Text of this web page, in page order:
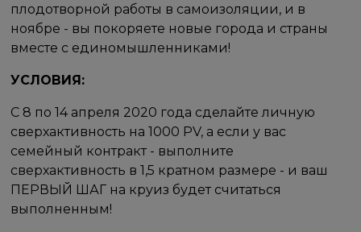
плодотворной работы в самоизоляции, и в
ноябре - вы покоряете новые города и страны
вместе с единомышленниками!
УСЛОВИЯ:
С 8 по 14 апреля 2020 года сделайте личную
сверхактивность на 1000 PV, а если у вас
семейный контракт - выполните
сверхактивность в 1,5 кратном размере - и ваш
ПЕРВЫЙ ШАГ на круиз будет считаться
выполненным!